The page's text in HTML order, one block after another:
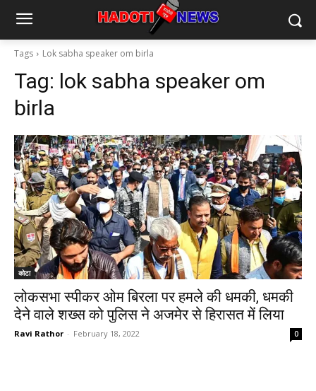
Tags Lok sabha speaker om birla
Tag: lok sabha speaker om
birla
कोटा
लोकसभा स्पीकर ओम बिरला पर हमले की धमकी, धमकी
देने वाले शख्स को पुलिस ने अजमेर से हिरासत में लिया
Ravi Rathor - February 18, 2022 0